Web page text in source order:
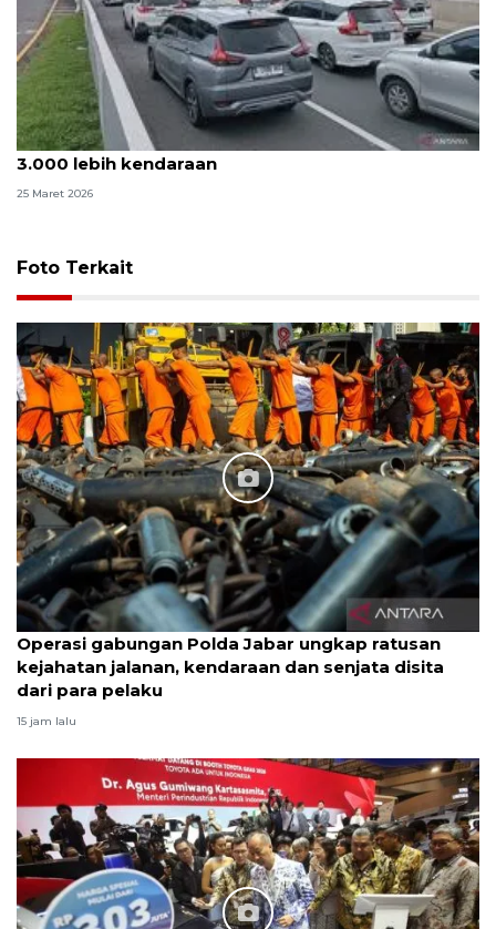
Trafik arus balik di Kalilangkung Semarang masih
3.000 lebih kendaraan
25 Maret 2026
Foto Terkait
Operasi gabungan Polda Jabar ungkap ratusan
kejahatan jalanan, kendaraan dan senjata disita
dari para pelaku
15 jam lalu